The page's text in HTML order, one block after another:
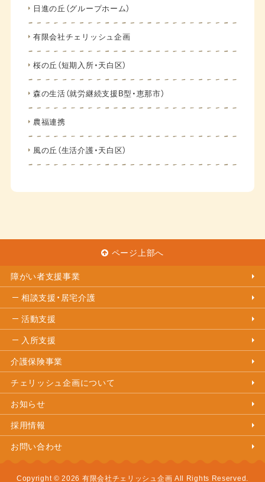
日進の丘（グループホーム）
有限会社チェリッシュ企画
桜の丘（短期入所・天白区）
森の生活（就労継続支援B型・恵那市）
農福連携
風の丘（生活介護・天白区）
ページ上部へ
障がい者支援事業
相談支援・居宅介護
活動支援
入所支援
介護保険事業
チェリッシュ企画について
お知らせ
採用情報
お問い合わせ
Copyright © 2026 有限会社チェリッシュ企画 All Rights Reserved.